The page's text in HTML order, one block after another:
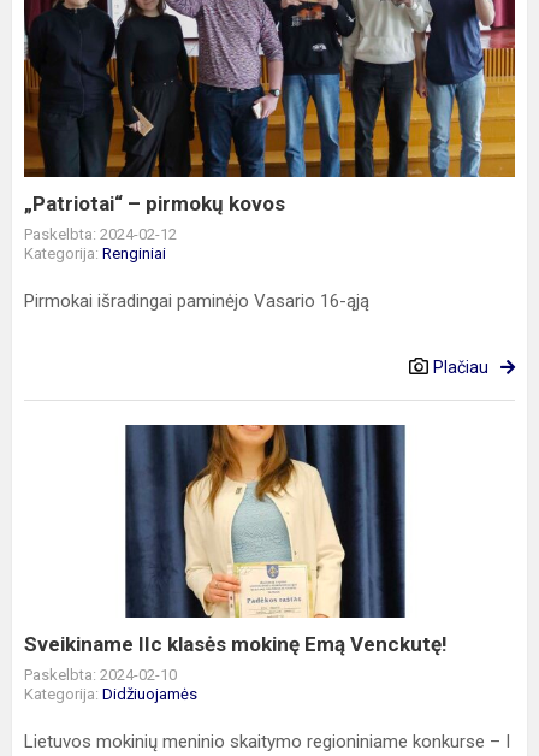
–
pirmokų
kovos
„Patriotai“ – pirmokų kovos
Paskelbta: 2024-02-12
Kategorija: Renginiai
Pirmokai išradingai paminėjo Vasario 16-ąją
Plačiau
Sveikiname IIc klasės mokinę Emą Venckutę!
Paskelbta: 2024-02-10
Kategorija: Didžiuojamės
Lietuvos mokinių meninio skaitymo regioniniame konkurse – I